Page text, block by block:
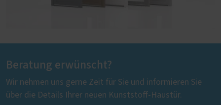
Beratung erwünscht?
Wir nehmen uns gerne Zeit für Sie und informieren Sie
über die Details Ihrer neuen Kunststoff-Haustür.